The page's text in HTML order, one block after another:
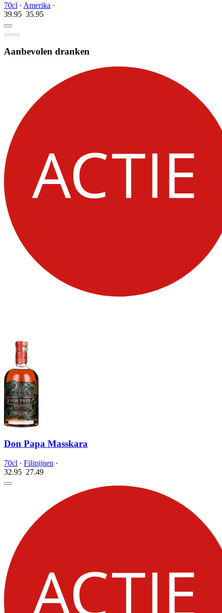
70cl · Amerika ·
39.95 35.95
Aanbevolen dranken
Don Papa Masskara
70cl · Filipijnen ·
32.95 27.49